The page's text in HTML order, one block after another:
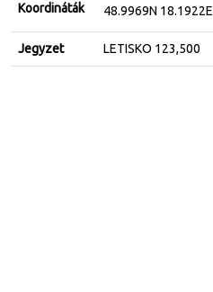
Koordináták 48.9969N 18.1922E
Jegyzet LETISKO 123,500